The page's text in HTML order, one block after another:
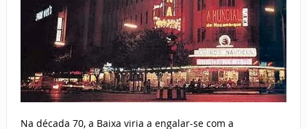
Na década 70, a Baixa viria a engalar-se com a